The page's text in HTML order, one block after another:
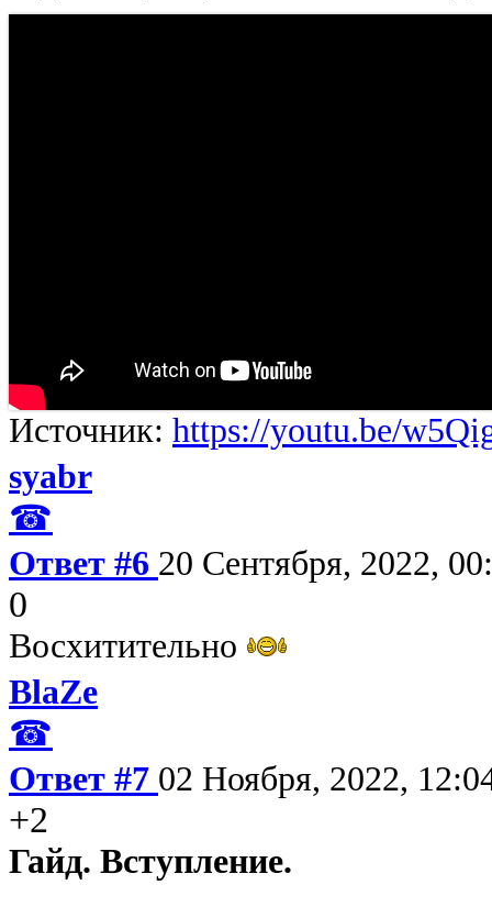
Источник: https://youtu.be/
syabr
☎
Ответ #6 20 Сентября, 2022,
0
Восхитительно
BlaZe
☎
Ответ #7 02 Ноября, 2022,
+2
Гайд. Вступление.